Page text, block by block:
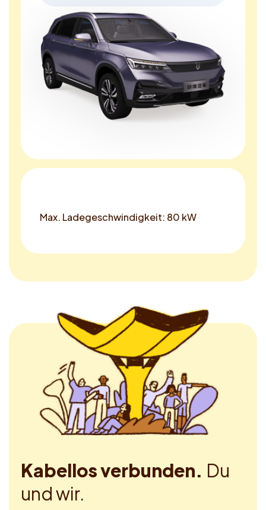
Max. Ladegeschwindigkeit: 80 kW
Kabellos verbunden. Du
und wir.